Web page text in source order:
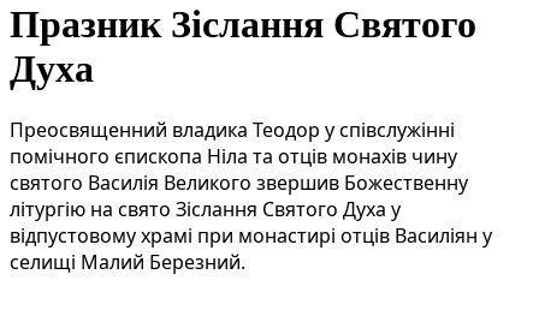
Празник Зіслання Святого
Духа
Преосвященний владика Теодор у співслужінні
помічного єпископа Ніла та отців монахів чину
святого Василія Великого звершив Божественну
літургію на свято Зіслання Святого Духа у
відпустовому храмі при монастирі отців Василіян у
селищі Малий Березний.